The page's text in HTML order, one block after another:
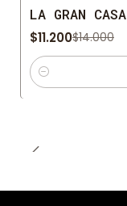
LA GRAN CASA
$11.200$14.000
Cantidad